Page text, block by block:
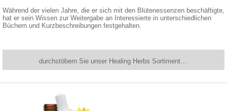
Während der vielen Jahre, die er sich mit den Blütenessenzen beschäftigte,
hat er sein Wissen zur Weitergabe an Interessierte in unterschiedlichen
Büchern und Kurzbeschreibungen festgehalten.
durchstöbern Sie unser Healing Herbs Sortiment...